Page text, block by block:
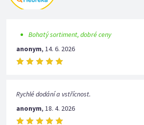
Bohatý sortiment, dobré ceny
anonym,14. 6. 2026
Rychlé dodání a vstřícnost.
anonym,18. 4. 2026